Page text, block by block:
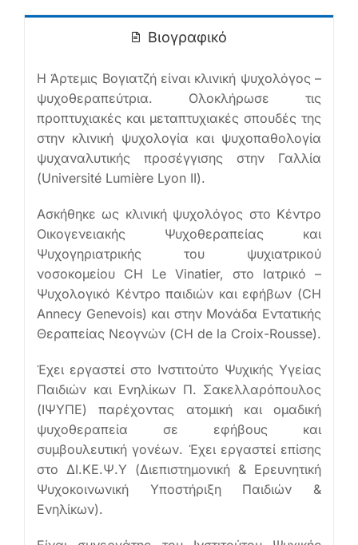
Βιογραφικό
Η Άρτεμις Βογιατζή είναι κλινική ψυχολόγος –
ψυχοθεραπεύτρια. Ολοκλήρωσε τις
προπτυχιακές και μεταπτυχιακές σπουδές της
στην κλινική ψυχολογία και ψυχοπαθολογία
ψυχαναλυτικής προσέγγισης στην Γαλλία
(Université Lumière Lyon II).
Ασκήθηκε ως κλινική ψυχολόγος στο Κέντρο
Οικογενειακής Ψυχοθεραπείας και
Ψυχογηριατρικής του ψυχιατρικού
νοσοκομείου CH Le Vinatier, στο Ιατρικό –
Ψυχολογικό Κέντρο παιδιών και εφήβων (CH
Annecy Genevois) και στην Μονάδα Εντατικής
Θεραπείας Νεογνών (CH de la Croix-Rousse).
Έχει εργαστεί στο Ινστιτούτο Ψυχικής Υγείας
Παιδιών και Ενηλίκων Π. Σακελλαρόπουλος
(ΙΨΥΠΕ) παρέχοντας ατομική και ομαδική
ψυχοθεραπεία σε εφήβους και
συμβουλευτική γονέων. Έχει εργαστεί επίσης
στο ΔΙ.ΚΕ.Ψ.Υ (Διεπιστημονική & Ερευνητική
Ψυχοκοινωνική Υποστήριξη Παιδιών &
Ενηλίκων).